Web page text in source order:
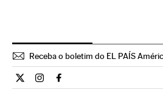
Receba o boletim do EL PAÍS
Cultura El País Brasil en Twitter
Cultura El País Brasil en
Cultura El País Brasil en